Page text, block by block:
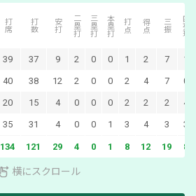
打席 打数 安打 二塁打 三塁打 本塁打 打点 得点 三振 四死球
39 37 9 2 0 0 1 2 7 1
40 38 12 2 0 0 2 4 7 0
20 15 4 0 0 0 2 2 2 4
35 31 4 0 0 1 3 4 3 3
134 121 29 4 0 1 8 12 19 8
横にスクロール